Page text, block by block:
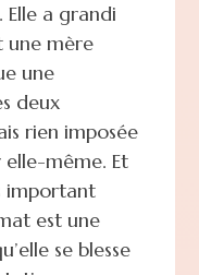
a grandi
une mère
une
deux
rien imposée
même. Et
important
est une
se blesse